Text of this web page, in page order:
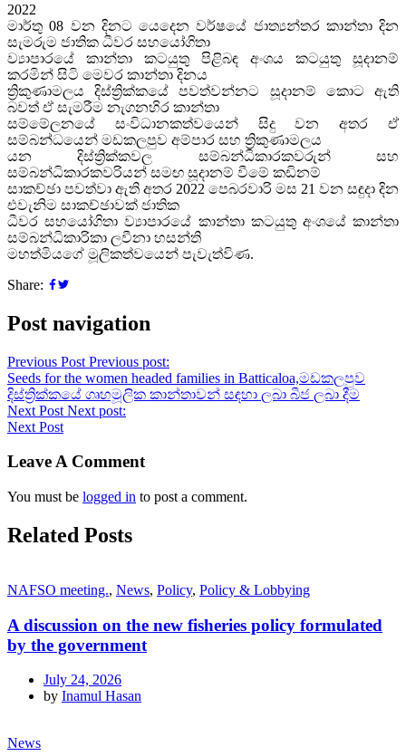
2022
මාර්තු 08 වන දිනට යෙදෙන වර්ෂයේ ජාත්‍යන්තර කාන්තා දින
සැමරුම ජාතික ධීවර සහයෝගිතා
ව්‍යාපාරයේ කාන්තා කටයුතු පිළිබඳ අංශය කටයුතු සූදානම්
කරමින් සිටි මෙවර කාන්තා දිනය
ත්‍රිකුණාමලය දිස්ත්‍රික්කයේ පවත්වන්නට සූදානම් කොට ඇති
බවත් ඒ සැමරීම නැගනහිර කාන්තා
සම්මේලනයේ සංවිධානකත්වයෙන් සිදු වන අතර ඒ
සම්බන්ධයෙන් මඩකලපුව අම්පාර සහ ත්‍රිකුණාමලය
යන දිස්ත්‍රික්කවල සම්බන්ධිකාරකවරුන් සහ
සම්බන්ධිකාරකවරියන් සමඟ සූදානම් වීමේ කඩිනම්
සාකච්ඡා පවත්වා ඇති අතර 2022 පෙබරවාරි මස 21 වන සඳුදා දින
එවැනිම සාකච්ඡාවක් ජාතික
ධීවර සහයෝගිතා ව්‍යාපාරයේ කාන්තා කටයුතු අංශයේ කාන්තා
සම්බන්ධිකාරිකා ලවීනා හසන්ති
මහත්මියගේ මූලිකත්වයෙන් පැවැත්විණ.
Share:
Post navigation
Previous Post Previous post:
Seeds for the women headed families in Batticaloa,මඩකලපුව
දිස්ත්‍රික්කයේ ගෘහමූලික කාන්තාවන් සඳහා ලබා බීජ ලබා දීම
Next Post Next post:
Next Post
Leave A Comment
You must be logged in to post a comment.
Related Posts
NAFSO meeting., News, Policy, Policy & Lobbying
A discussion on the new fisheries policy formulated
by the government
July 24, 2026
by Inamul Hasan
News